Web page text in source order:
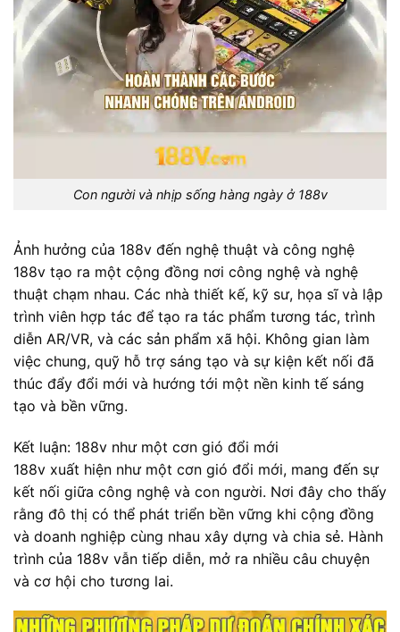
Con người và nhịp sống hàng ngày ở 188v
Ảnh hưởng của 188v đến nghệ thuật và công nghệ
188v tạo ra một cộng đồng nơi công nghệ và nghệ
thuật chạm nhau. Các nhà thiết kế, kỹ sư, họa sĩ và lập
trình viên hợp tác để tạo ra tác phẩm tương tác, trình
diễn AR/VR, và các sản phẩm xã hội. Không gian làm
việc chung, quỹ hỗ trợ sáng tạo và sự kiện kết nối đã
thúc đẩy đổi mới và hướng tới một nền kinh tế sáng
tạo và bền vững.
Kết luận: 188v như một cơn gió đổi mới
188v xuất hiện như một cơn gió đổi mới, mang đến sự
kết nối giữa công nghệ và con người. Nơi đây cho thấy
rằng đô thị có thể phát triển bền vững khi cộng đồng
và doanh nghiệp cùng nhau xây dựng và chia sẻ. Hành
trình của 188v vẫn tiếp diễn, mở ra nhiều câu chuyện
và cơ hội cho tương lai.